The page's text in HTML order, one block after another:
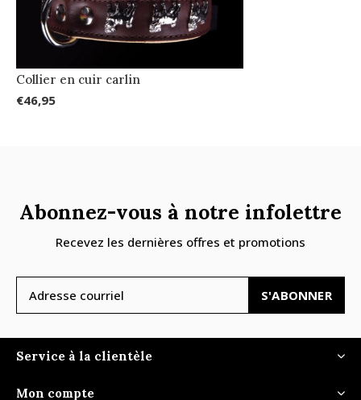
Collier en cuir carlin
€46,95
Abonnez-vous à notre infolettre
Recevez les dernières offres et promotions
S'ABONNER
Service à la clientèle
Mon compte